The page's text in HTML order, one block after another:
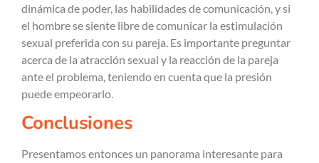
dinámica de poder, las habilidades de comunicación, y si
el hombre se siente libre de comunicar la estimulación
sexual preferida con su pareja. Es importante preguntar
acerca de la atracción sexual y la reacción de la pareja
ante el problema, teniendo en cuenta que la presión
puede empeorarlo.
Conclusiones
Presentamos entonces un panorama interesante para